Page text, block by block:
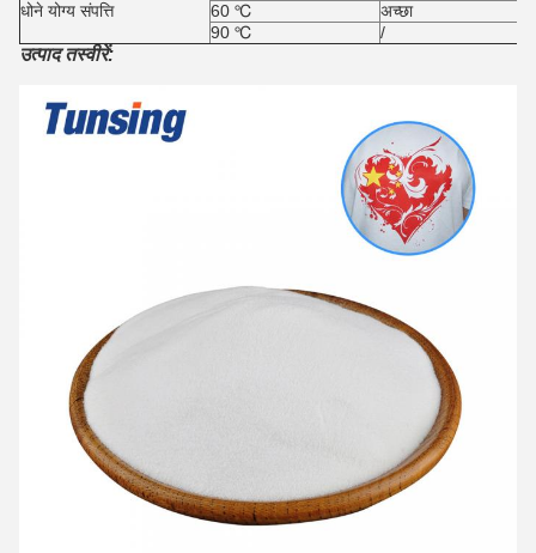
धोने योग्य संपत्ति
60 ℃
अच्छा
90 ℃
/
उत्पाद तस्वीरें: